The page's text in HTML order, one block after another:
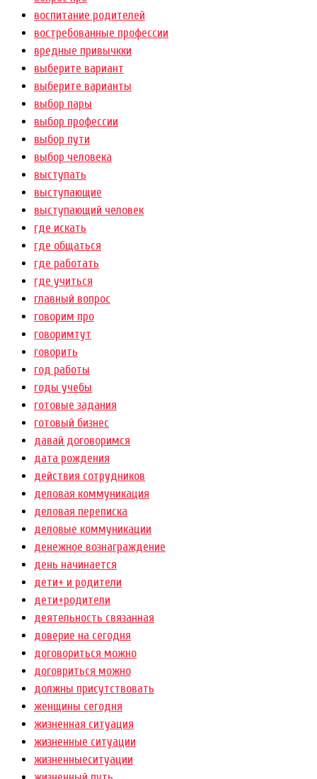
воспитание родителей
востребованные профессии
вредные привычкки
выберите вариант
выберите варианты
выбор пары
выбор профессии
выбор пути
выбор человека
выступать
выступающие
выступающий человек
где искать
где общаться
где работать
где учиться
главный вопрос
говорим про
говоримтут
говорить
год работы
годы учебы
готовые задания
готовый бизнес
давай договоримся
дата рождения
действия сотрудников
деловая коммуникация
деловая переписка
деловые коммуникации
денежное вознаграждение
день начинается
дети+ и родители
дети+родители
деятельность связанная
доверие на сегодня
договориться можно
договриться можно
должны присутствовать
женщины сегодня
жизненная ситуация
жизненные ситуации
жизненныеситуации